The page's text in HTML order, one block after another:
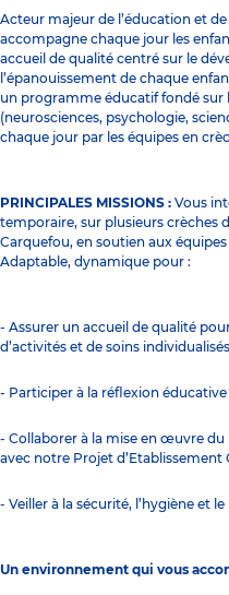
Acteur majeur de l’éducation et
accompagne chaque jour les
accueil de qualité centré sur le
l’épanouissement de chaque
un programme éducatif fondé sur
(neurosciences, psychologie,
chaque jour par les équipes en
PRINCIPALES MISSIONS : Vous
temporaire, sur plusieurs crèches
Carquefou, en soutien aux
Adaptable, dynamique pour :
- Assurer un accueil de qualité
d’activités et de soins
- Participer à la réflexion éducative
- Collaborer à la mise en œuvre
avec notre Projet d’Etablissement
- Veiller à la sécurité, l’hygiène et
Un environnement qui vous